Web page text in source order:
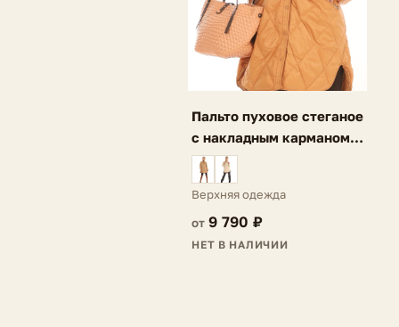
Пальто пуховое стеганое
с накладным карманом
темно-оранжевое Ria
Верхняя одежда
от9 790 ₽
НЕТ В НАЛИЧИИ